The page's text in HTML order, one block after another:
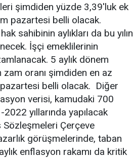
şimdiden yüzde 3,39'luk ek
pazartesi belli olacak.
sahibinin aylıkları da bu yılın
İşçi emeklilerinin
5 aylık dönem
oranı şimdiden en az
belli olacak. Diğer
verisi, kamudaki 700
yıllarında yapılacak
Sözleşmeleri Çerçeve
görüşmelerinde, taban
enflasyon rakamı da kritik